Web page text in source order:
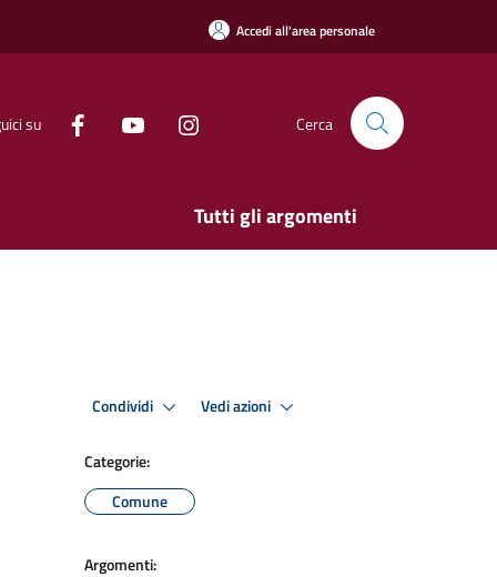
Accedi all'area personale
su Cerca
Tutti gli argomenti
Condividi Vedi azioni
Categorie:
Comune
Argomenti: